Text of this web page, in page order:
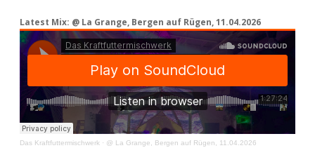
Latest Mix: @ La Grange, Bergen auf Rügen, 11.04.2026
Das Kraftfuttermischwerk · @ La Grange, Bergen auf Rügen, 11.04.2026